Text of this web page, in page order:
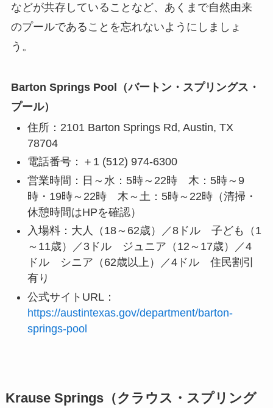
などが共存していることなど、あくまで自然由来
のプールであることを忘れないようにしましょ
う。
Barton Springs Pool（バートン・スプリングス・
プール）
住所：2101 Barton Springs Rd, Austin, TX
78704
電話番号：＋1 (512) 974-6300
営業時間：日～水：5時～22時 木：5時～9
時・19時～22時 木～土：5時～22時（清掃・
休憩時間はHPを確認）
入場料：大人（18～62歳）／8ドル 子ども（1
～11歳）／3ドル ジュニア（12～17歳）／4
ドル シニア（62歳以上）／4ドル 住民割引
有り
公式サイトURL：
https://austintexas.gov/department/barton-
springs-pool
Krause Springs（クラウス・スプリング